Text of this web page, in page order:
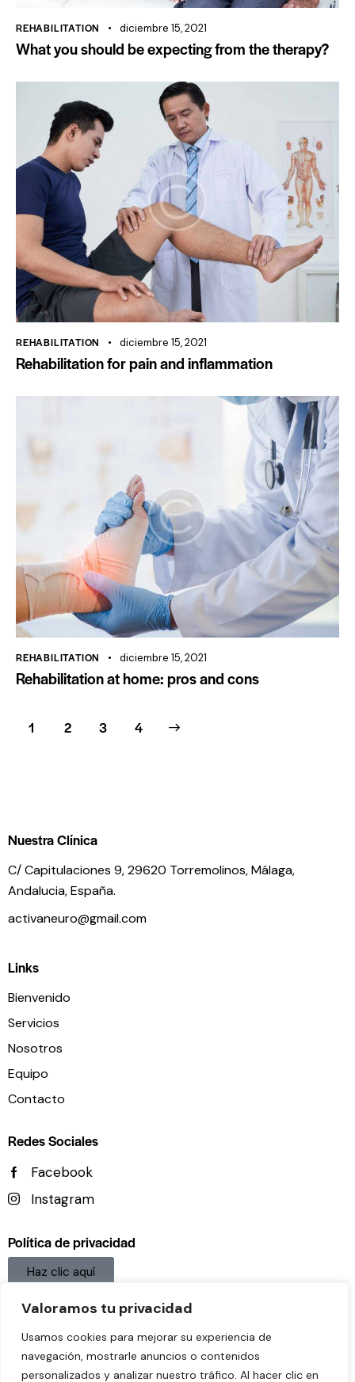
Valoramos tu privacidad
Usamos cookies para mejorar su experiencia de
navegación, mostrarle anuncios o contenidos
personalizados y analizar nuestro tráfico. Al hacer clic en
REHABILITATION diciembre 15, 2021
What you should be expecting from the therapy?
REHABILITATION diciembre 15, 2021
Rehabilitation for pain and inflammation
REHABILITATION diciembre 15, 2021
Rehabilitation at home: pros and cons
1 2 3 4
Nuestra Clínica
C/ Capitulaciones 9, 29620 Torremolinos,Málaga,
Andalucia,España.
activaneuro@gmail.com
Links
Bienvenido
Servicios
Nosotros
Equipo
Contacto
Redes Sociales
Facebook
Instagram
Política de privacidad
Haz clic aquí
Aviso legal
Haz clic aquí
Política De Cookies